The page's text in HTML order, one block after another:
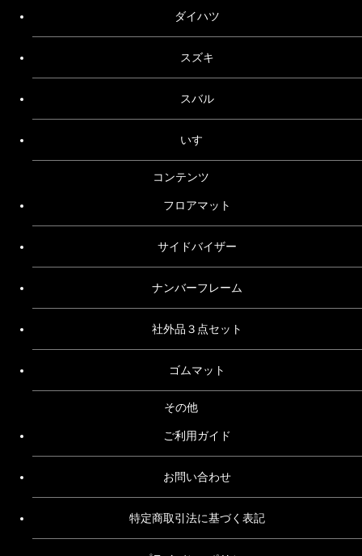
ダイハツ
スズキ
スバル
いすゞ
コンテンツ
フロアマット
サイドバイザー
ナンバーフレーム
社外品３点セット
ゴムマット
その他
ご利用ガイド
お問い合わせ
特定商取引法に基づく表記